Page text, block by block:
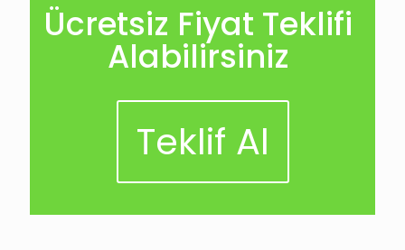
Ücretsiz Fiyat Teklifi
Alabilirsiniz
Teklif Al